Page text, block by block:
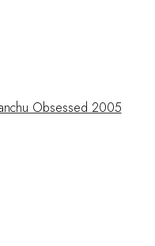
image in a popup: